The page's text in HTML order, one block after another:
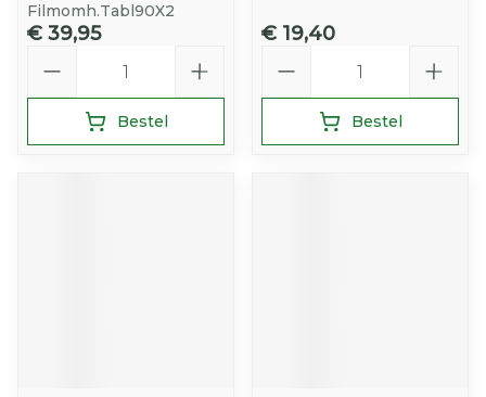
Filmomh.Tabl90X2
€ 39,95
Bestel
€ 19,40
Bestel